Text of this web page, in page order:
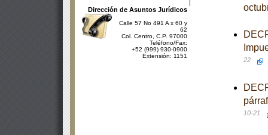
Dirección de Asuntos Jurídicos
Calle 57 No 491 A x 60 y
62
Col. Centro, C.P. 97000
Teléfono/Fax:
+52 (999) 930-0900
Extensión: 1151
22
10-21